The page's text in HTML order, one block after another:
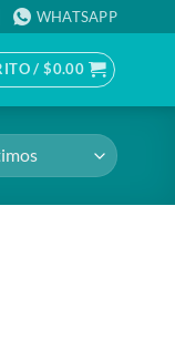
WHATSAPP
/$0.00